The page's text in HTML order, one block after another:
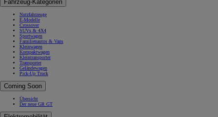
Fahrzeug-Kategorien
Nutzfahrzeuge
E-Modelle
Crossover
SUVs & 4X4
Sportwagen
Familienautos & Vans
Kleinwagen
Kompaktwagen
Kleintransporter
Transporter
Geländewagen
Pick-Up Truck
Coming Soon
Übersicht
Der neue GR GT